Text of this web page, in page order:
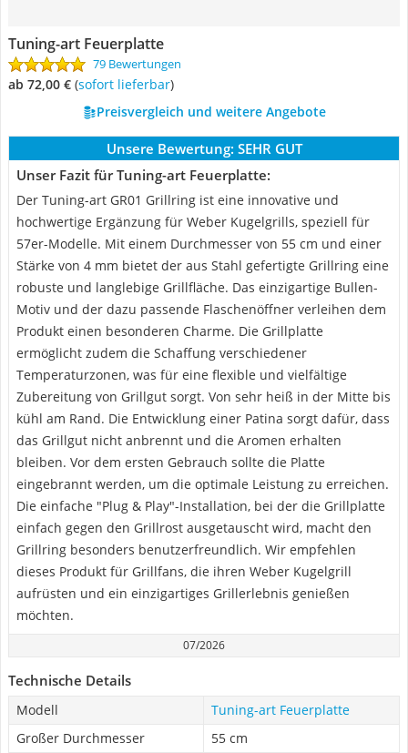
Tuning-art Feuerplatte
79 Bewertungen
ab 72,00 € ( Sofort lieferbar)
Preisvergleich und weitere Angebote
Unsere Bewertung: SEHR GUT
Unser Fazit für Tuning-art Feuerplatte:
Der Tuning-art GR01 Grillring ist eine innovative und
hochwertige Ergänzung für Weber Kugelgrills, speziell für
57er-Modelle. Mit einem Durchmesser von 55 cm und einer
Stärke von 4 mm bietet der aus Stahl gefertigte Grillring eine
robuste und langlebige Grillfläche. Das einzigartige Bullen-
Motiv und der dazu passende Flaschenöffner verleihen dem
Produkt einen besonderen Charme. Die Grillplatte
ermöglicht zudem die Schaffung verschiedener
Temperaturzonen, was für eine flexible und vielfältige
Zubereitung von Grillgut sorgt. Von sehr heiß in der Mitte bis
kühl am Rand. Die Entwicklung einer Patina sorgt dafür, dass
das Grillgut nicht anbrennt und die Aromen erhalten
bleiben. Vor dem ersten Gebrauch sollte die Platte
eingebrannt werden, um die optimale Leistung zu erreichen.
Die einfache "Plug & Play"-Installation, bei der die Grillplatte
einfach gegen den Grillrost ausgetauscht wird, macht den
Grillring besonders benutzerfreundlich. Wir empfehlen
dieses Produkt für Grillfans, die ihren Weber Kugelgrill
aufrüsten und ein einzigartiges Grillerlebnis genießen
möchten.
07/2026
Technische Details
Modell
Tuning-art Feuerplatte
Großer Durchmesser
55 cm